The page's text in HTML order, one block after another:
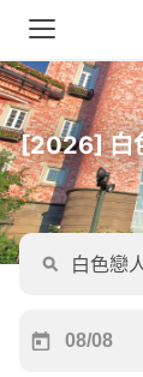
[2026] 白